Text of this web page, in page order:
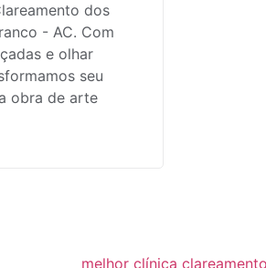
dos
- AC. Com
e olhar
seu
obra de arte